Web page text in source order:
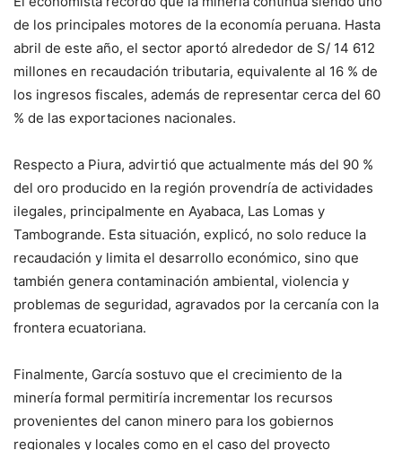
de los principales motores de la economía peruana. Hasta
abril de este año, el sector aportó alrededor de S/ 14 612
millones en recaudación tributaria, equivalente al 16 % de
los ingresos fiscales, además de representar cerca del 60
% de las exportaciones nacionales.
Respecto a Piura, advirtió que actualmente más del 90 %
del oro producido en la región provendría de actividades
ilegales, principalmente en Ayabaca, Las Lomas y
Tambogrande. Esta situación, explicó, no solo reduce la
recaudación y limita el desarrollo económico, sino que
también genera contaminación ambiental, violencia y
problemas de seguridad, agravados por la cercanía con la
frontera ecuatoriana.
Finalmente, García sostuvo que el crecimiento de la
minería formal permitiría incrementar los recursos
provenientes del canon minero para los gobiernos
regionales y locales como en el caso del proyecto